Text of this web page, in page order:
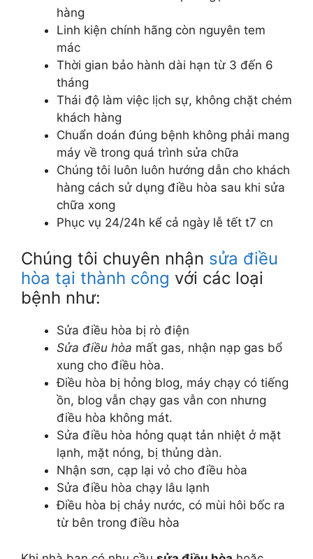
hàng
Linh kiện chính hãng còn nguyên tem
mác
Thời gian bảo hành dài hạn từ 3 đến 6
tháng
Thái độ làm việc lịch sự, không chặt chém
khách hàng
Chuẩn doán đúng bệnh không phải mang
máy về trong quá trình sửa chữa
Chúng tôi luôn luôn hướng dẫn cho khách
hàng cách sử dụng điều hòa sau khi sửa
chữa xong
Phục vụ 24/24h kể cả ngày lễ tết t7 cn
Chúng tôi chuyên nhận sửa điều
hòa tại thành công với các loại
bệnh như:
Sửa điều hòa bị rò điện
Sửa điều hòa mất gas, nhận nạp gas bổ
xung cho điều hòa.
Điều hòa bị hỏng blog, máy chạy có tiếng
ồn, blog vẫn chạy gas vẫn con nhưng
điều hòa không mát.
Sửa điều hòa hỏng quạt tản nhiệt ở mặt
lạnh, mặt nóng, bị thủng dàn.
Nhận sơn, cạp lại vỏ cho điều hòa
Sửa điều hòa chạy lâu lạnh
Điều hòa bị chảy nước, có mùi hôi bốc ra
từ bên trong điều hòa